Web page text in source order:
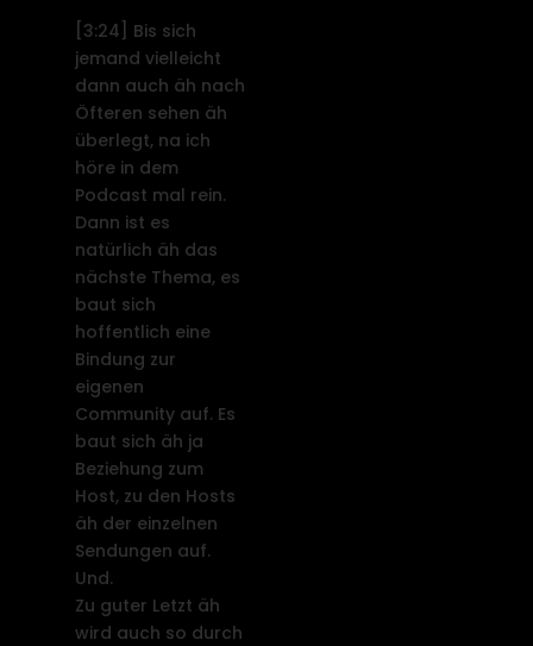
[3:24]
Bis sich
jemand vielleicht
dann auch äh nach
Öfteren sehen äh
überlegt, na ich
höre in dem
Podcast mal rein.
Dann ist es
natürlich äh das
nächste Thema, es
baut sich
hoffentlich eine
Bindung zur
eigenen
Community auf. Es
baut sich äh ja
Beziehung zum
Host, zu den Hosts
äh der einzelnen
Sendungen auf.
Und.
Zu guter Letzt äh
wird auch so durch